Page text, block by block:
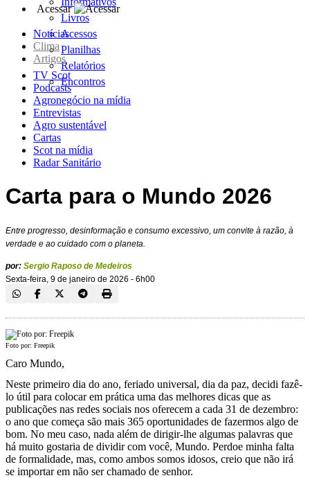
Livros
Acessos
Planilhas
Relatórios
Encontros
Acessar
Notícias
Clima
Artigos
TV Scot
Podcasts
Agronegócio na mídia
Entrevistas
Agro sustentável
Cartas
Scot na mídia
Radar Sanitário
Carta para o Mundo 2026
Entre progresso, desinformação e consumo excessivo, um convite à razão, à
verdade e ao cuidado com o planeta.
por: Sergio Raposo de Medeiros
Sexta-feira, 9 de janeiro de 2026 - 6h00
Foto por: Freepik
Caro Mundo,
Neste primeiro dia do ano, feriado universal, dia da paz, decidi fazê-
lo útil para colocar em prática uma das melhores dicas que as
publicações nas redes sociais nos oferecem a cada 31 de dezembro:
o ano que começa são mais 365 oportunidades de fazermos algo de
bom. No meu caso, nada além de dirigir-lhe algumas palavras que
há muito gostaria de dividir com você, Mundo. Perdoe minha falta
de formalidade, mas, como ambos somos idosos, creio que não irá
se importar em não ser chamado de senhor.